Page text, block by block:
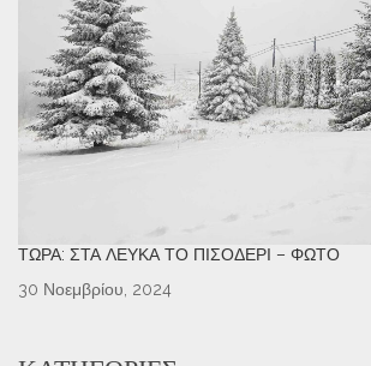
ΤΏΡΑ: ΣΤΑ ΛΕΥΚΆ ΤΟ ΠΙΣΟΔΈΡΙ – ΦΩΤΌ
30 Νοεμβρίου, 2024